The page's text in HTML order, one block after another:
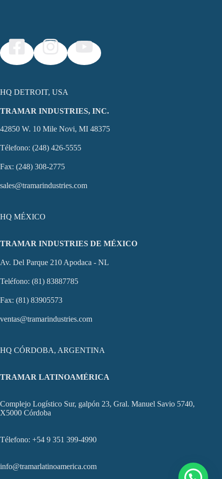
HQ DETROIT, USA
TRAMAR INDUSTRIES, INC.
42850 W. 10 Mile Novi, MI 48375
Télefono: (248) 426-5555
Fax: (248) 308-2775
sales@tramarindustries.com
HQ MÉXICO
TRAMAR INDUSTRIES DE MÉXICO
Av. Del Parque 210 Apodaca - NL
Teléfono: (81) 83887785
Fax: (81) 83905573
ventas@tramarindustries.com
HQ CÓRDOBA, ARGENTINA
TRAMAR LATINOAMÉRICA
Complejo Logístico Sur, galpón 23, Gral. Manuel Savio 5740,
X5000 Córdoba
Télefono: +54 9 351 399-4990
info@tramarlatinoamerica.com